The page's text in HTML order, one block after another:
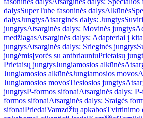
fasoninės dalysAtsarginės dalys: Specialios
dalysSuperTube fasoninės dalysAlkūnės
dalysJungtysAtsarginės dalys: Jungtys
jungtysAtsarginės dalys: Movinės jungtys
medžiagasAtsarginės dalys: Adapteriai į
jungtysAtsarginės dalys: Srieginės jungtys
jungėmisĮvorės su antbriauniuPrietaisų
Prietaisų jungtysJungiamosios alkūnės
Jungiamosios alkūnėsJungiamosios movos
Jungiamosios movosTiesiosios jungtys
jungtysP-formos sifonaiAtsarginės dalys:
formos sifonaiAtsarginės dalys: Sraigės
sifonaiPriedaiVamzdžių apkabosTvirtinimo